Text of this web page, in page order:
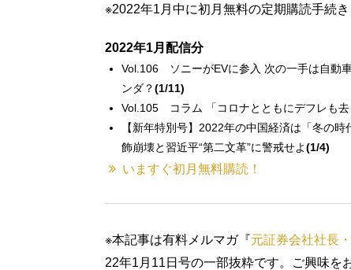
※2022年1月中に初月無料の定期購読手続
2022年1月配信分
Vol.106 ソニーがEVに参入 次の一手は自動
ンダ？(1/11)
Vol.105 コラム 「コロナとともにデフレも
【新年特別号】2022年の中国経済は「冬の
飾崩壊と習近平“第二文革”に警戒せよ(1/4)
いますぐ初月無料購読！
※本記事は有料メルマガ『元証券会社社長
22年1月11日号の一部抜粋です。ご興味を